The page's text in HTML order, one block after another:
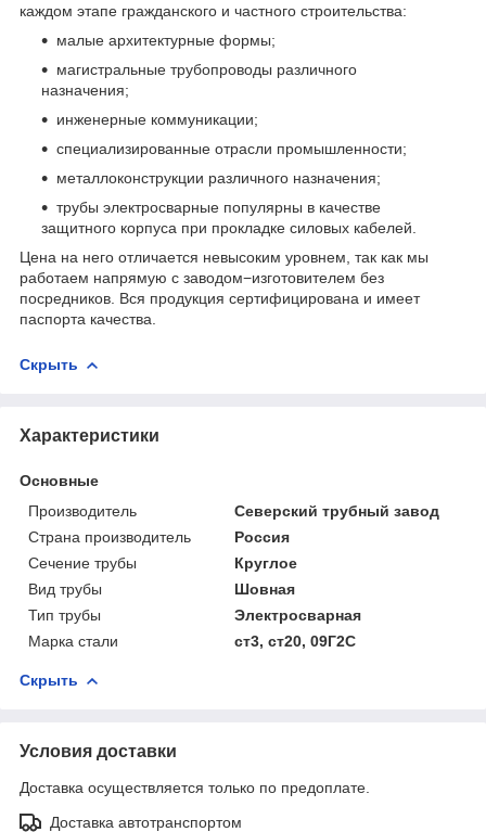
каждом этапе гражданского и частного строительства:
малые архитектурные формы;
магистральные трубопроводы различного
назначения;
инженерные коммуникации;
специализированные отрасли промышленности;
металлоконструкции различного назначения;
трубы электросварные популярны в качестве
защитного корпуса при прокладке силовых кабелей.
Цена на него отличается невысоким уровнем, так как мы
работаем напрямую с заводом−изготовителем без
посредников. Вся продукция сертифицирована и имеет
паспорта качества.
Скрыть
Характеристики
Основные
Производитель
Северский трубный завод
Страна производитель
Россия
Сечение трубы
Круглое
Вид трубы
Шовная
Тип трубы
Электросварная
Марка стали
ст3, ст20, 09Г2С
Скрыть
Условия доставки
Доставка осуществляется только по предоплате.
Доставка автотранспортом